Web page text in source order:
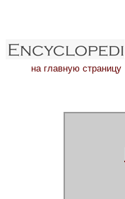
на главную страницу